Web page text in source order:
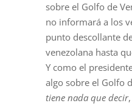
sobre el Golfo de
no informará a los
punto descollante
venezolana hasta
Y como el
algo sobre el Golfo
tiene nada que decir